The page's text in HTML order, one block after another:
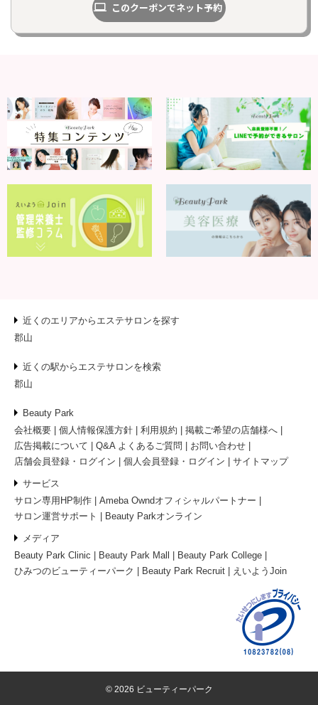
このクーポンでネット予約
近くのエリアからエステサロンを探す
郡山
近くの駅からエステサロンを検索
郡山
Beauty Park
会社概要
個人情報保護方針 利用規約
掲載ご希望の店舗様へ
広告掲載について
Q&A よくあるご質問
お問い合わせ
店舗会員登録・ログイン
個人会員登録・ログイン サイトマップ
サービス
サロン専用HP制作
Ameba Owndオフィシャルパートナー
サロン運営サポート
Beauty Parkオンライン
メディア
Beauty Park Clinic
Beauty Park Mall
Beauty Park College
ひみつのビューティーパーク
Beauty Park Recruit えいようJoin
© 2026 ビューティーパーク